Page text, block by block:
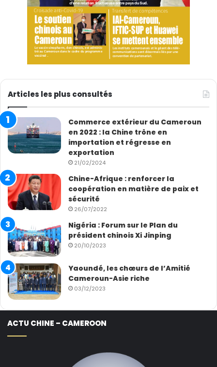
Articles les plus consultés
Commerce extérieur du Cameroun
en 2022 : la Chine trône en
importation et régresse en
exportation
21/02/2024
Chine-Afrique : renforcer la
coopération en matière de paix et
sécurité
26/07/2022
Nigéria : Forum sur le Plan du
président chinois Xi Jinping
20/10/2023
Yaoundé, les chœurs de l’Amitié
Cameroun-Asie riche
03/12/2023
ACTU CHINE – CAMEROON